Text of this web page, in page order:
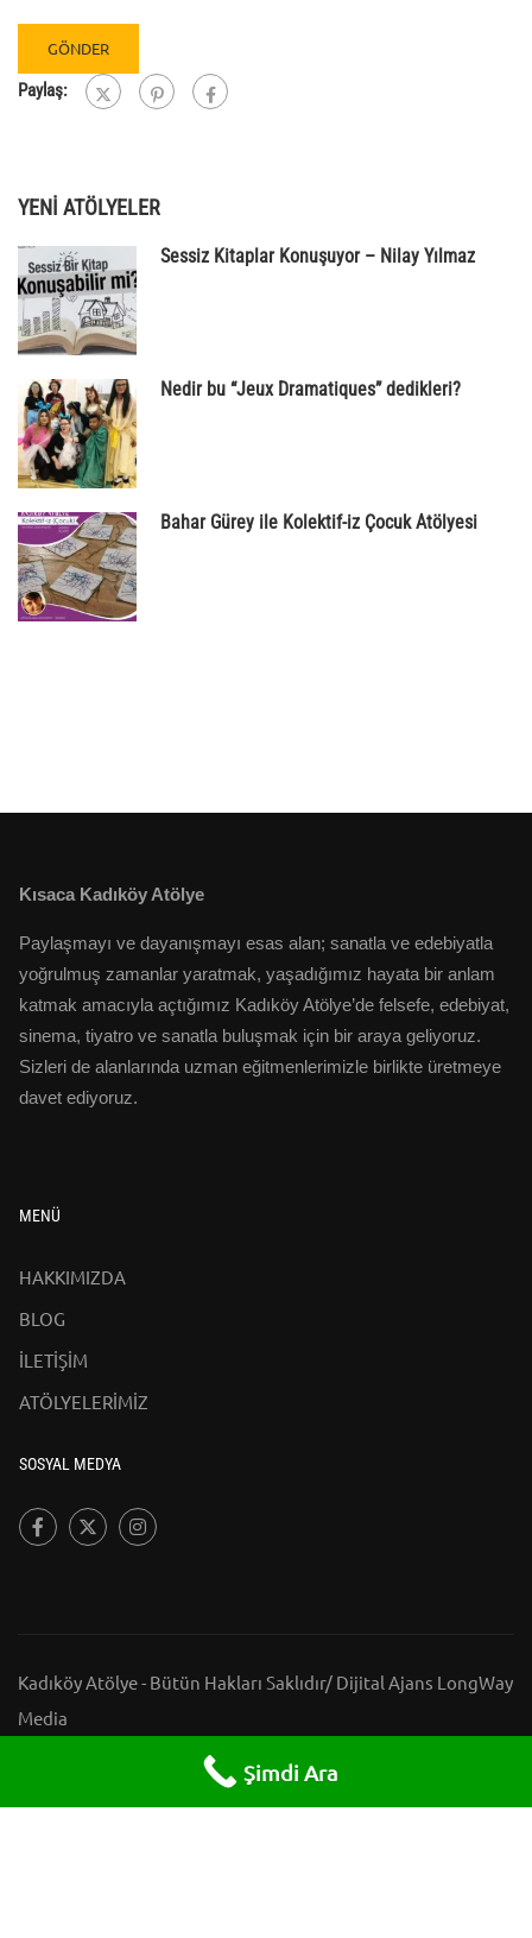
Paylaş:
YENİ ATÖLYELER
Sessiz Kitaplar Konuşuyor – Nilay Yılmaz
Nedir bu “Jeux Dramatiques” dedikleri?
Bahar Gürey ile Kolektif-iz Çocuk Atölyesi
Kısaca Kadıköy Atölye
Paylaşmayı ve dayanışmayı esas alan; sanatla ve edebiyatla
yoğrulmuş zamanlar yaratmak, yaşadığımız hayata bir anlam
katmak amacıyla açtığımız Kadıköy Atölye’de felsefe, edebiyat,
sinema, tiyatro ve sanatla buluşmak için bir araya geliyoruz.
Sizleri de alanlarında uzman eğitmenlerimizle birlikte üretmeye
davet ediyoruz.
MENÜ
HAKKIMIZDA
BLOG
İLETİŞİM
ATÖLYELERİMİZ
SOSYAL MEDYA
Kadıköy Atölye - Bütün Hakları Saklıdır/ Dijital Ajans LongWay
Media
İLETİŞİMŞimdi Ara